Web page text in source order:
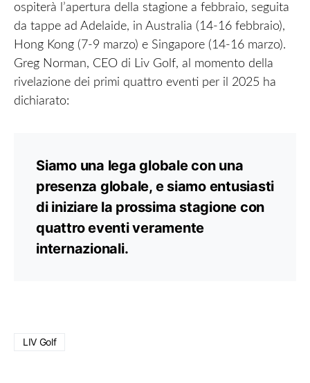
ospiterà l’apertura della stagione a febbraio, seguita
da tappe ad Adelaide, in Australia (14-16 febbraio),
Hong Kong (7-9 marzo) e Singapore (14-16 marzo).
Greg Norman, CEO di Liv Golf, al momento della
rivelazione dei primi quattro eventi per il 2025 ha
dichiarato:
Siamo una lega globale con una
presenza globale, e siamo entusiasti
di iniziare la prossima stagione con
quattro eventi veramente
internazionali.
LIV Golf